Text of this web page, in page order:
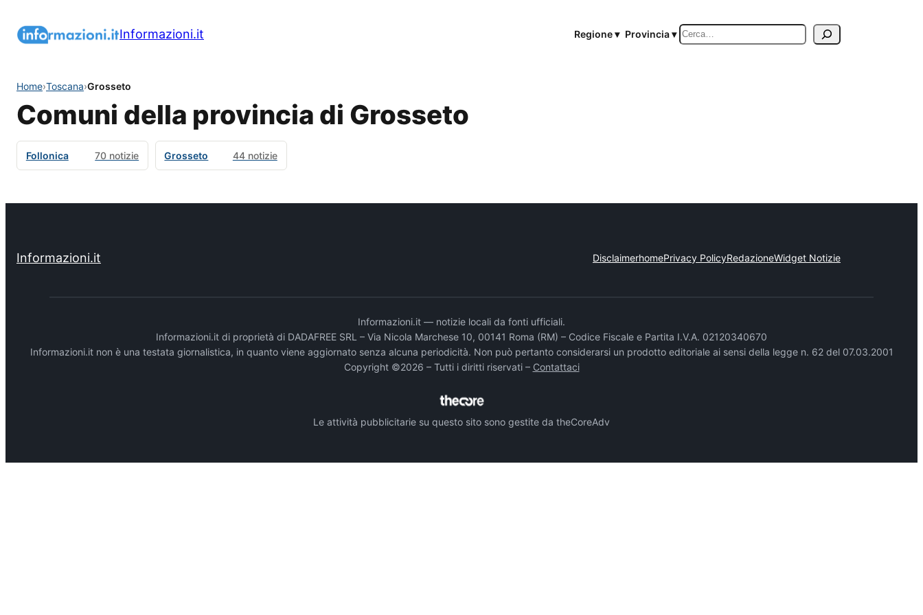
Informazioni.it Regione ▾ Provincia ▾ Cerca
Home›Toscana›Grosseto
Comuni della provincia di Grosseto
Follonica 70 notizie Grosseto 44 notizie
Informazioni.it DisclaimerhomePrivacy PolicyRedazioneWidget Notizie
Informazioni.it — notizie locali da fonti ufficiali.
Informazioni.it di proprietà di DADAFREE SRL – Via Nicola Marchese 10, 00141 Roma (RM) – Codice Fiscale e Partita I.V.A. 02120340670
Informazioni.it non è una testata giornalistica, in quanto viene aggiornato senza alcuna periodicità. Non può pertanto considerarsi un prodotto editoriale ai sensi della legge n. 62 del 07.03.2001
Copyright ©2026 – Tutti i diritti riservati – Contattaci
Le attività pubblicitarie su questo sito sono gestite da theCoreAdv